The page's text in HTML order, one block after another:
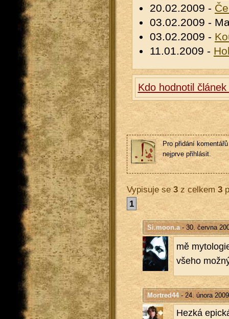
20.02.2009 -
03.02.2009 -
03.02.2009 -
11.01.2009 -
Kdo hodnotil
Pro přidání
nejprve přihlásit.
Vypisuje se3z celkem 3
1
Si.moon.a- 30. června
mě
všeho
Mortred44- 24. února
Hezká